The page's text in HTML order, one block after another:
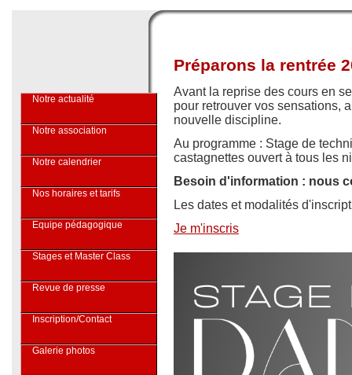
Notre actualité
Notre association
Notre calendrier
Nos horaires et tarifs
Equipe pédagogique
Stages et Master Class
Revue de presse
Inscription/Contact
Galerie photos
Préparons la rentrée
Avant la reprise des cours en
pour retrouver vos sensations,
nouvelle discipline.
Au programme : Stage de
castagnettes ouvert à tous les
Besoin d'information : nous
Les dates et modalités
Je m'inscris